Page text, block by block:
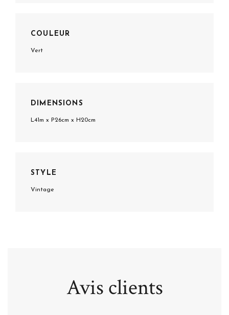
COULEUR
Vert
DIMENSIONS
L41m x P26cm x H20cm
STYLE
Vintage
Avis clients